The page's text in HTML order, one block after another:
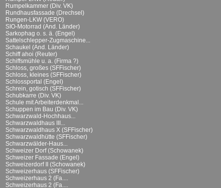
Rumpelkammer (Div. VK)
Rundhausfassade (Drechsel)
Rungen-LKW (VERO)
SIO-Motorrad (And. Länder)
Sarkophag o. s. ä. (Engel)
Sattelschlepper-Zugmaschine...
Schaukel (And. Länder)
Schiff ahoi (Reuter)
Schiffsmühle u. a. (Firma ?)
Schloss, großes (SFFischer)
Schloss, kleines (SFFischer)
Schlossportal (Engel)
Schrein, gotisch (SFFischer)
Schubkarre (Div. VK)
Schule mit Arbeiterdenkmal...
Schuppen im Bau (Div. VK)
Schwarzwald-Hochhaus...
Schwarzwaldhaus III...
Schwarzwaldhaus X (SFFischer)
Schwarzwaldhütte (SFFischer)
Schwarzwälder-Haus...
Schweizer Dorf (Schowanek)
Schweizer Fassade (Engel)
Schweizerdorf II (Schowanek)
Schweizerhaus (SFFischer)
Schweizerhaus 2 (Fa....
Schweizerhaus 2 (Fa....